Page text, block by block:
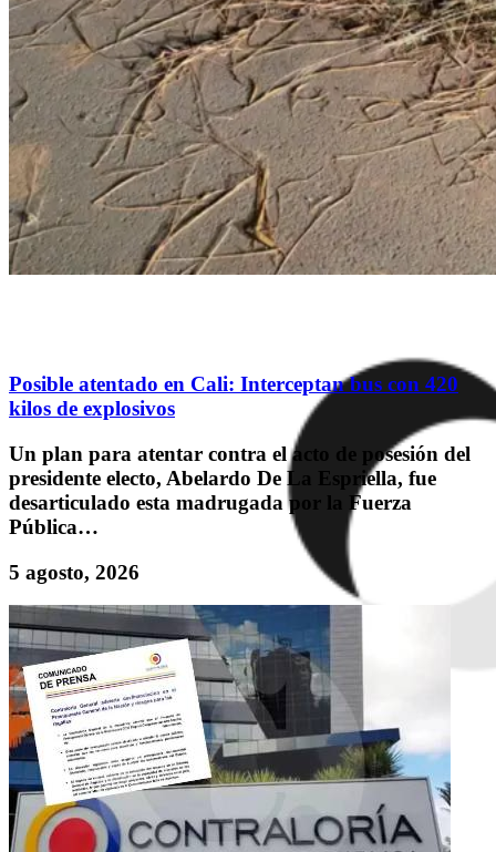
Posible atentado en Cali: Interceptan bus con 420
kilos de explosivos
Un plan para atentar contra el acto de posesión del
presidente electo, Abelardo De La Espriella, fue
desarticulado esta madrugada por la Fuerza
Pública…
5 agosto, 2026